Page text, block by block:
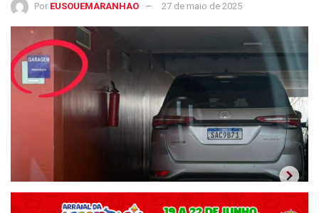
Por EUSOUEMARANHAO 27 de maio de 2025